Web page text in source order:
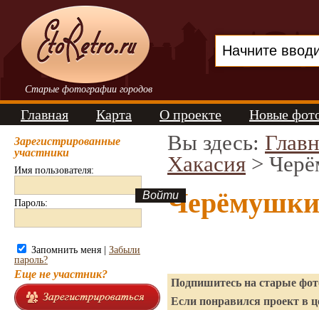
Старые фотографии городов
Главная Карта О проекте Новые
Зарегистрированные
участники
Имя пользователя:
Пароль:
Запомнить меня | Забыли
пароль?
Еще не участник?
Вы здесь:
Хакасия >
Подпишитесь на старые
Если понравился проект в